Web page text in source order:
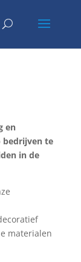
en
bedrijven te
in de
materialen